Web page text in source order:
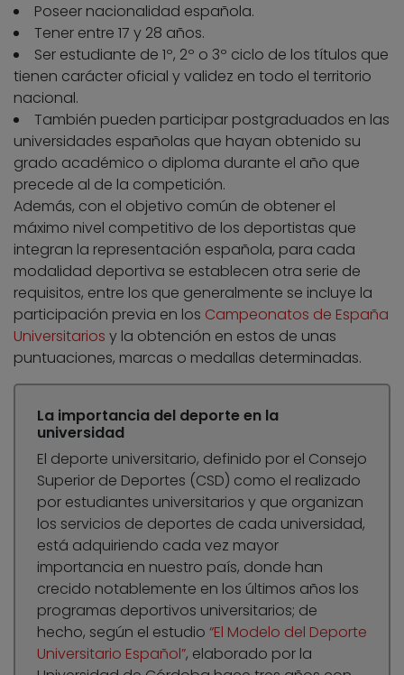
Poseer nacionalidad española.
Tener entre 17 y 28 años.
Ser estudiante de 1º, 2º o 3º ciclo de los títulos que
tienen carácter oficial y validez en todo el territorio
nacional.
También pueden participar postgraduados en las
universidades españolas que hayan obtenido su
grado académico o diploma durante el año que
precede al de la competición.
Además, con el objetivo común de obtener el
máximo nivel competitivo de los deportistas que
integran la representación española, para cada
modalidad deportiva se establecen otra serie de
requisitos, entre los que generalmente se incluye la
participación previa en los Campeonatos de España
Universitarios y la obtención en estos de unas
puntuaciones, marcas o medallas determinadas.
La importancia del deporte en la
universidad
El deporte universitario, definido por el Consejo
Superior de Deportes (CSD) como el realizado
por estudiantes universitarios y que organizan
los servicios de deportes de cada universidad,
está adquiriendo cada vez mayor
importancia en nuestro país, donde han
crecido notablemente en los últimos años los
programas deportivos universitarios; de
hecho, según el estudio “El Modelo del Deporte
Universitario Español”, elaborado por la